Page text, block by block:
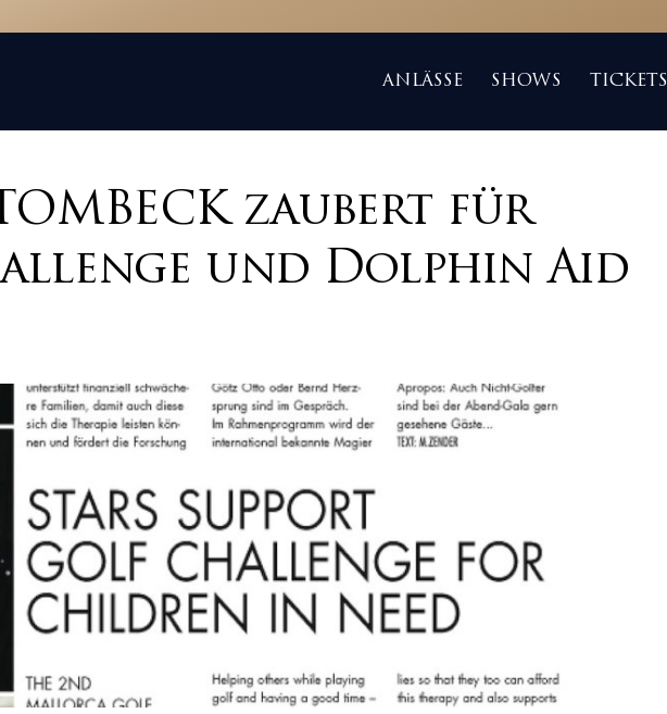
ANLÄSSE SHOWS TICKETS
zaubert für
und Dolphin Aid